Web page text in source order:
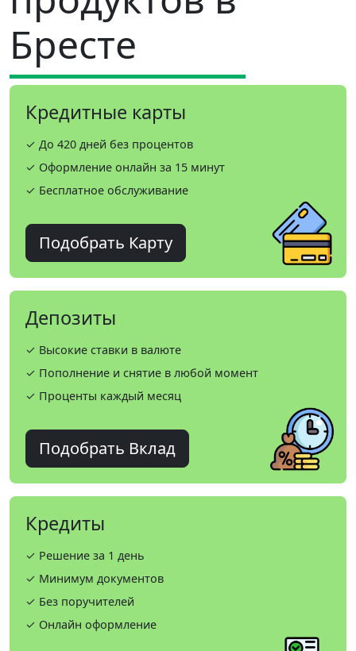
Бресте
Кредитные карты
✓ До 420 дней без процентов
✓ Оформление онлайн за 15 минут
✓ Бесплатное обслуживание
Подобрать Карту
Депозиты
✓ Высокие ставки в валюте
✓ Пополнение и снятие в любой момент
✓ Проценты каждый месяц
Подобрать Вклад
Кредиты
✓ Решение за 1 день
✓ Минимум документов
✓ Без поручителей
✓ Онлайн оформление